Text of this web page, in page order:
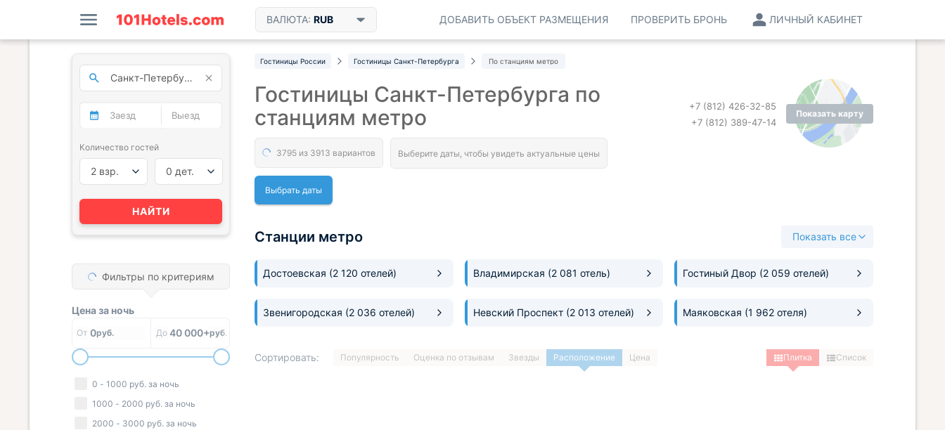
ВАЛЮТА: RUB ЛИЧНЫЙ КАБИНЕТ
ПРОВЕРИТЬ БРОНЬ
ДОБАВИТЬ ОБЪЕКТ РАЗМЕЩЕНИЯ
Гостиницы России Гостиницы Санкт-Петербурга По станциям метро
Показать карту
+7 (812) 426-32-85
+7 (812) 389-47-14
Гостиницы Санкт-Петербурга по
станциям метро
Выбрать даты
Станции метро Показать все
Достоевская (2 120 отелей) Владимирская (2 081 отель) Гостиный Двор (2 059 отелей)
Звенигородская (2 036 отелей) Невский Проспект (2 013 отелей) Маяковская (1 962 отеля)
Сортировать: Популярность Оценка по отзывам Звезды Расположение Цена Плитка Список
Количество гостей
2 взр. 0 дет.
НАЙТИ
Фильтры по критериям
Цена за ночь
От 0руб. До 40 000+руб.
0 - 1000 руб. за ночь
1000 - 2000 руб. за ночь
2000 - 3000 руб. за ночь